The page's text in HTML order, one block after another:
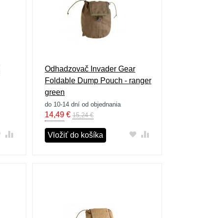
Odhadzovač Invader Gear
Foldable Dump Pouch - ranger
green
do 10-14 dní od objednania
14,49€ 15,24 €
Vložiť do košíka